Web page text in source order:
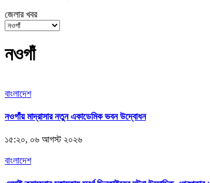
জেলার খবর
নওগাঁ
বাংলাদেশ
নওগাঁয় মাদ্রাসার নতুন একাডেমিক ভবন উদ্বোধন
১৫:২০, ০৬ আগস্ট ২০২৬
বাংলাদেশ